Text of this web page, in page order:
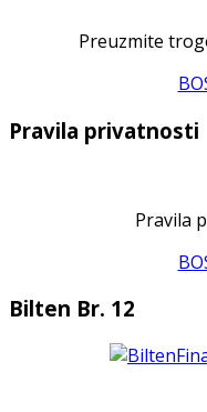
Preuzmite
Pravila privatnosti
Pravila
Bilten Br. 12